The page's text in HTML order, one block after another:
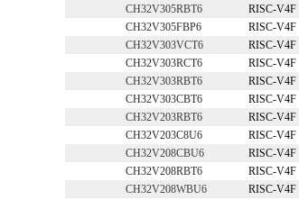
CH32V305RBT6
RISC-V4F
CH32V305FBP6
RISC-V4F
CH32V303VCT6
RISC-V4F
CH32V303RCT6
RISC-V4F
CH32V303RBT6
RISC-V4F
CH32V303CBT6
RISC-V4F
CH32V203RBT6
RISC-V4F
CH32V203C8U6
RISC-V4F
CH32V208CBU6
RISC-V4F
CH32V208RBT6
RISC-V4F
CH32V208WBU6
RISC-V4F